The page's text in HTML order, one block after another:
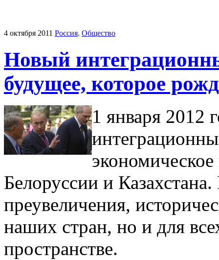
4 октября 2011 Россия. Общество
Новый
будущее, которое
1 января 2012
Белоруссии и
преувеличения,
наших стран, но и для
пространстве.